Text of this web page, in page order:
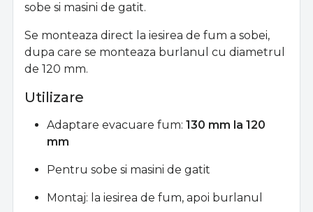
sobe si masini de gatit.
Se monteaza direct la iesirea de fum a sobei,
dupa care se monteaza burlanul cu diametrul
de 120 mm.
Utilizare
Adaptare evacuare fum: 130 mm la 120
mm
Pentru sobe si masini de gatit
Montaj: la iesirea de fum, apoi burlanul